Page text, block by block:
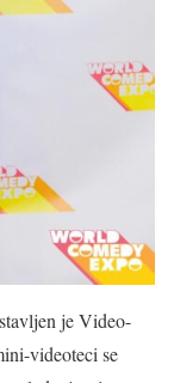
je Video-
videoteci se